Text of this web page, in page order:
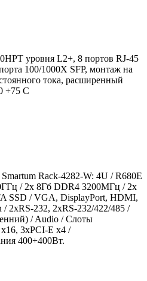
уровня L2+, 8 портов RJ-45
100/1000X SFP, монтаж на
тока, расширенный
+75 С
Rack-4282-W: 4U / R680E
/ 2x 8Гб DDR4 3200МГц / 2x
SSD / VGA, DisplayPort, HDMI,
2xRS-232, 2xRS-232/422/485 /
/ Audio / Слоты
3xPCI-E x4 /
400+400Вт.